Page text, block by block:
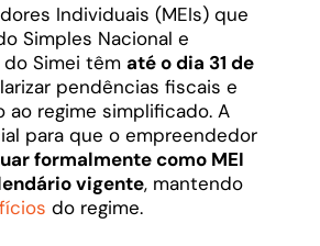
Individuais (MEIs) que
Simples Nacional e
Simei têm até o dia 31 de
pendências fiscais e
regime simplificado. A
para que o empreendedor
formalmente como MEI
vigente, mantendo
do regime.